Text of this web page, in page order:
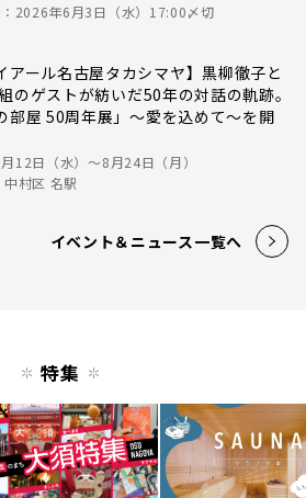
2026年6月3日（水）17:00〆切
アール名古屋タカシマヤ】黒柳徹子と
のゲストが紡いだ50年の対話の軌跡。
部屋 50周年展」～愛を込めて～を開
12日（水）〜8月24日（月）
村区 名駅
イベント＆ニュース一覧へ
特集